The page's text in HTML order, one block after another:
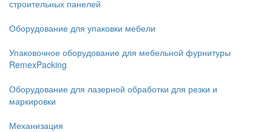
строительных панелей
Оборудование для упаковки мебели
Упаковочное оборудование для мебельной фурнитуры
RemexPacking
Оборудование для лазерной обработки для резки и
маркировки
Механизация